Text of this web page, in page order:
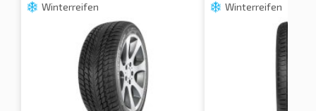
Winterreifen Winterreifen